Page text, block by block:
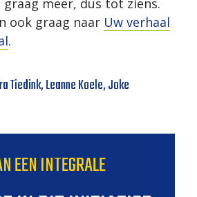
meer, dus tot ziens.
ook graag naar Uw verhaal
.
Tiedink, Leanne Koele, Joke
EEN INTEGRALE